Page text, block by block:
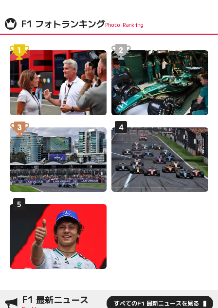
F1 フォトランキング
F1 最新ニュース すべてのF1 最新ニュースを見る